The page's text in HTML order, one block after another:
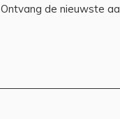
Ontvang de nieuwste